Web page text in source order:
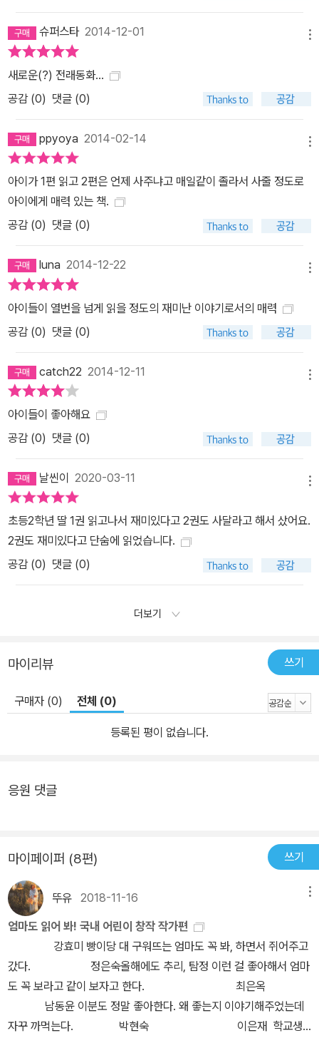
슈퍼스타2014-12-01
새로운(?) 전래동화...
공감 (0) 댓글 (0)
ppyoya 2014-02-14
아이가 1편 읽고 2편은 언제 사주냐고 매일같이 졸라서 사줄 정도로
아이에게 매력 있는 책.
공감 (0) 댓글 (0)
luna 2014-12-22
아이들이 열번을 넘게 읽을 정도의 재미난 이야기로서의 매력
공감 (0) 댓글 (0)
catch22 2014-12-11
아이들이 좋아해요
공감 (0) 댓글 (0)
날씬이 2020-03-11
초등2학년 딸 1권 읽고나서 재미있다고 2권도 사달라고 해서 샀어요.
2권도 재미있다고 단숨에 읽었습니다.
공감 (0) 댓글 (0)
더보기
마이리뷰 쓰기
구매자 (0) 전체 (0)
등록된 평이 없습니다.
응원 댓글
마이페이퍼 (8편) 쓰기
뚜유 2018-11-16
엄마도 읽어 봐! 국내 어린이 창작 작가편
강효미 빵이당 대 구워뜨는 엄마도 꼭 봐, 하면서 쥐어주고
갔다. 정은숙올해에도 추리, 탐정 이런 걸 좋아해서 엄마
도 꼭 보라고 같이 보자고 한다. 최은옥
남동윤 이분도 정말 좋아한다. 왜 좋는지 이야기해주었는데
자꾸 까먹는다. 박현숙 이은재 학교생